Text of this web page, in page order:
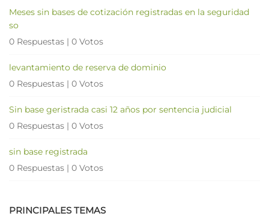
Meses sin bases de cotización registradas en la seguridad
so
0 Respuestas | 0 Votos
levantamiento de reserva de dominio
0 Respuestas | 0 Votos
Sin base geristrada casi 12 años por sentencia judicial
0 Respuestas | 0 Votos
sin base registrada
0 Respuestas | 0 Votos
PRINCIPALES TEMAS